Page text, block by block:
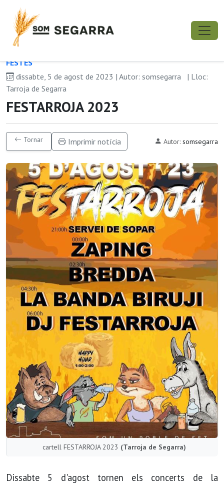
FESTES
dissabte, 5 de agost de 2023 | Autor: somsegarra
| Lloc:
Tarroja de Segarra
FESTARROJA 2023
Tornar Imprimir notícia Autor: somsegarra
cartell FESTARROJA 2023 (Tarroja de Segarra)
Dissabte 5 d'agost tornen els concerts de la